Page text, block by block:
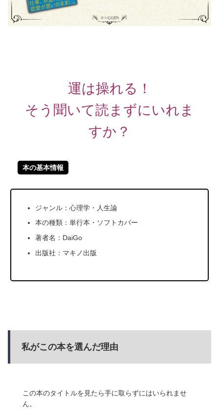
運は操れる！
そう聞いて読まずにいれま
すか？
本の基本情報
ジャンル：心理学・人生論
本の種類：単行本・ソフトカバー
著者名：DaiGo
出版社：マキノ出版
私がこの本を選んだ理由
この本のタイトルを見たら手に取らずにはいられませ
ん。